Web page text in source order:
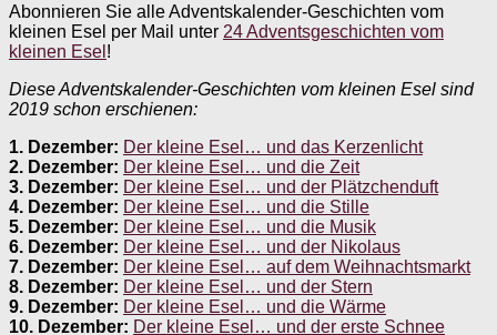
Abonnieren Sie alle Adventskalender-Geschichten vom
kleinen Esel per Mail unter 24 Adventsgeschichten vom
kleinen Esel !
Diese Adventskalender-Geschichten vom kleinen Esel sind
2019 schon erschienen:
1. Dezember: Der kleine Esel… und das Kerzenlicht
2. Dezember: Der kleine Esel… und die Zeit
3. Dezember: Der kleine Esel… und der Plätzchenduft
4. Dezember: Der kleine Esel… und die Stille
5. Dezember: Der kleine Esel… und die Musik
6. Dezember: Der kleine Esel… und der Nikolaus
7. Dezember: Der kleine Esel… auf dem Weihnachtsmarkt
8. Dezember: Der kleine Esel… und der Stern
9. Dezember: Der kleine Esel… und die Wärme
10. Dezember: Der kleine Esel… und der erste Schnee